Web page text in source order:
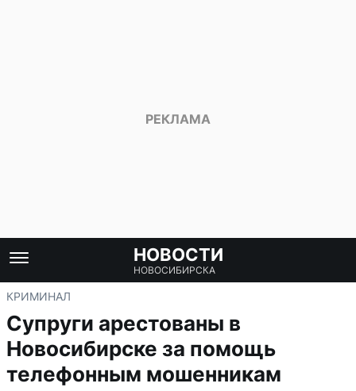
НОВОСТИ
НОВОСИБИРСКА
КРИМИНАЛ
Супруги арестованы в
Новосибирске за помощь
телефонным мошенникам